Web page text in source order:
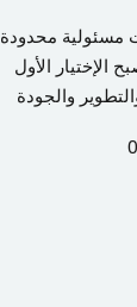
محدودة
نصبح الإختيار الأول
والجودة